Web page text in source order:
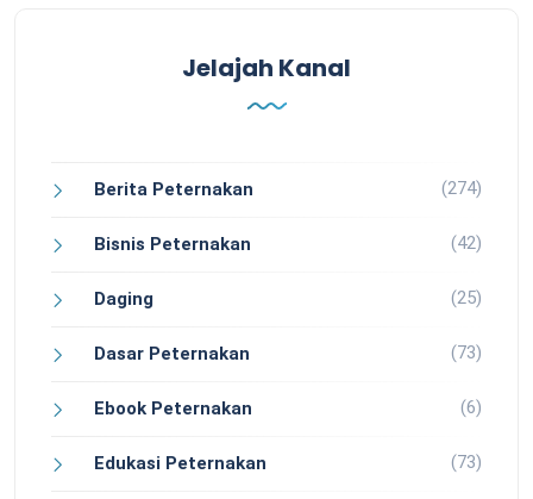
Jelajah Kanal
Berita Peternakan (274)
Bisnis Peternakan (42)
Daging (25)
Dasar Peternakan (73)
Ebook Peternakan (6)
Edukasi Peternakan (73)